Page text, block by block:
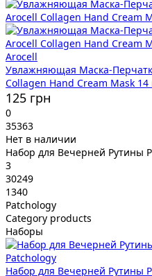
Arocell
Увлажняющая Маска-
Collagen Hand Cream Mask 14
125 грн
0
35363
Нет в наличии
Набор для Вечерней Рутины
3
30249
1340
Patchology
Category products
Наборы
Patchology
Набор для Вечерней Рутины